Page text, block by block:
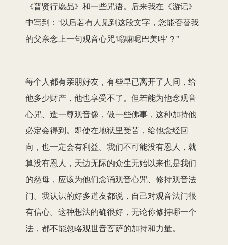
《普贤行愿品》和一些咒语。后来我在《游记》
中写到：“以后若有人见到这段文字，您能否替我
的父亲念上一句观音心咒‘嗡嘛呢巴美吽’？”
每个人都有亲朋好友，有些早已离开了人间，给
他多少财产，他也享受不了。但若能为他念观音
心咒、造一尊观音像，做一些佛事，这种加持他
必定会得到。即使在地狱里受苦，给他念经回
向，也一定会有利益。我们不可能没有恩人，就
算没有恩人，天边无际的众生无始以来也是我们
的慈母，应该为他们念诵观音心咒、修持观音法
门。我认识的好多道友都说，自己对观音法门很
有信心。这种想法的确很好，无论你修持哪一个
法，都不能忽略观世音菩萨的加持和力量。